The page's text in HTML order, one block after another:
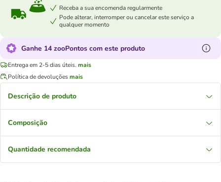
Receba a sua encomenda regularmente
Pode alterar, interromper ou cancelar este serviço a
qualquer momento
Ganhe 14 zooPontos com este produto
Entrega em 2-5 dias úteis. mais
Política de devoluçõesmais
Descrição de produto
Composição
Quantidade recomendada